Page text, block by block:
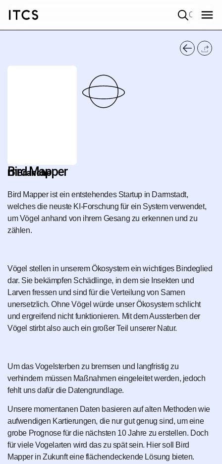
Bird Mapper
IT Branche
Bird Mapper ist ein entstehendes Startup in Darmstadt,
welches die neuste KI-Forschung für ein System verwendet,
um Vögel anhand von ihrem Gesang zu erkennen und zu
zählen.
Vögel stellen in unserem Ökosystem ein wichtiges Bindeglied
dar. Sie bekämpfen Schädlinge, in dem sie Insekten und
Larven fressen und sind für die Verteilung von Samen
unersetzlich. Ohne Vögel würde unser Ökosystem schlicht
und ergreifend nicht funktionieren. Mit dem Aussterben der
Vögel stirbt also auch ein großer Teil unserer Natur.
Um das Vogelsterben zu bremsen und langfristig zu
verhindern müssen Maßnahmen eingeleitet werden, jedoch
fehlt uns dafür die Datengrundlage.
Unsere momentanen Daten basieren auf alten Methoden wie
aufwendigen Kartierungen, die nur gut genug sind, um eine
grobe Prognose für die nächsten 10 Jahre zu erstellen. Doch
für viele Vogelarten wird das zu spät sein. Hier soll Bird
Mapper in Zukunft eine flächendeckende Lösung bieten.